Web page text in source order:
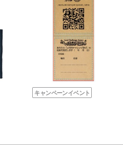
キャンペーンイベント